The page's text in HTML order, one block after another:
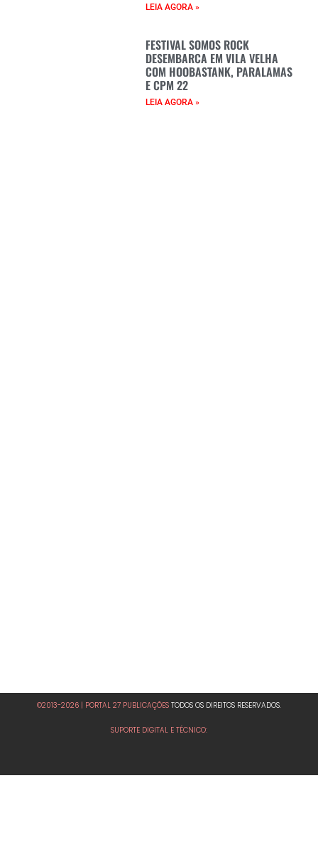
LEIA AGORA »
FESTIVAL SOMOS ROCK
DESEMBARCA EM VILA VELHA
COM HOOBASTANK, PARALAMAS
E CPM 22
LEIA AGORA »
©2013-2026 | PORTAL 27 PUBLICAÇÕES TODOS OS DIREITOS RESERVADOS.
SUPORTE DIGITAL E TÉCNICO: